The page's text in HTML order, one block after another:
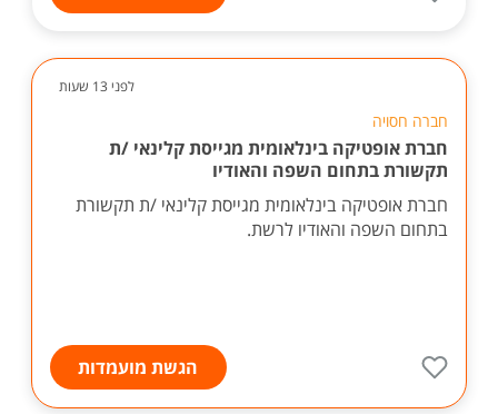
לפני 13 שעות
חברה חסויה
חברת אופטיקה בינלאומית מגייסת קלינאי /ת
תקשורת בתחום השפה והאודיו
חברת אופטיקה בינלאומית מגייסת קלינאי /ת תקשורת
בתחום השפה והאודיו לרשת.
הגשת מועמדות